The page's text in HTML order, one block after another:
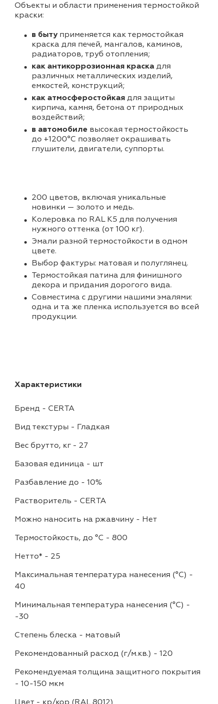
Объекты и области применения термостойкой
краски:
в быту применяется как термостойкая
краска для печей, мангалов, каминов,
радиаторов, труб отопления;
как антикоррозионная краска для
различных металлических изделий,
емкостей, конструкций;
как атмосферостойкая для защиты
кирпича, камня, бетона от природных
воздействий;
в автомобиле высокая термостойкость
до +1200°С позволяет окрашивать
глушители, двигатели, суппорты.
200 цветов, включая уникальные
новинки — золото и медь.
Колеровка по RAL K5 для получения
нужного оттенка (от 100 кг).
Эмали разной термостойкости в одном
цвете.
Выбор фактуры: матовая и полуглянец.
Термостойкая патина для финишного
декора и придания дорогого вида.
Совместима с другими нашими эмалями:
одна и та же пленка используется во всей
продукции.
Характеристики
Бренд - CERTA
Вид текстуры - Гладкая
Вес брутто, кг - 27
Базовая единица - шт
Разбавление до - 10%
Растворитель - CERTA
Можно наносить на ржавчину - Нет
Термостойкость, до °C - 800
Нетто* - 25
Максимальная температура нанесения (°С) -
40
Минимальная температура нанесения (°С) -
-30
Степень блеска - матовый
Рекомендованный расход (г/м.кв.) - 120
Рекомендуемая толщина защитного покрытия
- 10-150 мкм